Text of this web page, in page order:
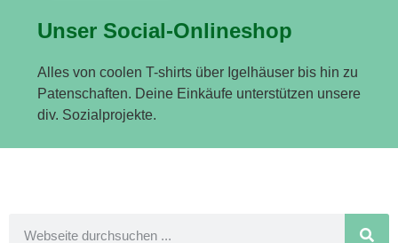
Unser Social-Onlineshop
Alles von coolen T-shirts über Igelhäuser bis hin zu
Patenschaften. Deine Einkäufe unterstützen unsere
div. Sozialprojekte.